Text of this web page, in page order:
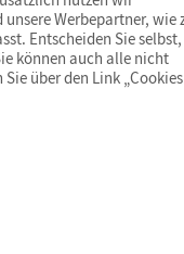
Werbepartner, wie
Entscheiden Sie selbst,
können auch alle nicht
über den Link „Cookies